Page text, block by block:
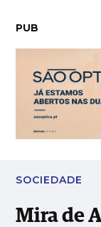
PUB
Mira de Aire volta
preocupação
SOCIEDADE
Mira de